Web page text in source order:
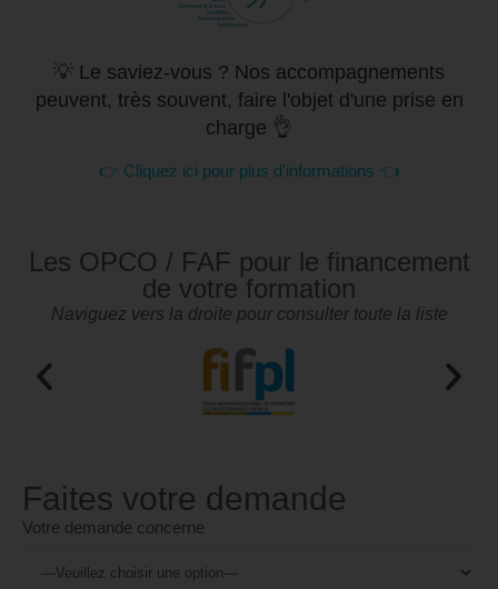
💡 Le saviez-vous ? Nos accompagnements
peuvent, très souvent, faire l'objet d'une prise en
charge 👌
👉 Cliquez ici pour plus d'informations 👈
Les OPCO / FAF pour le financement
de votre formation
Naviguez vers la droite pour consulter toute la liste
Faites votre demande
Votre demande concerne